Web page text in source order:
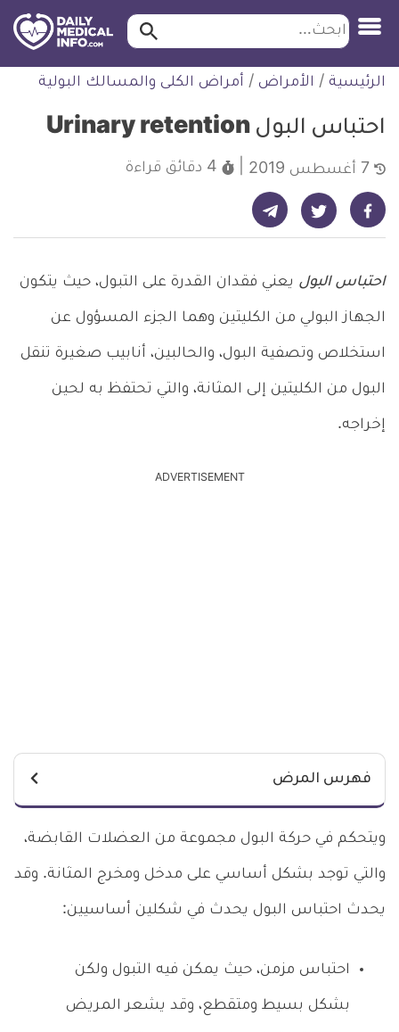
التخطي
للمحتوى
طبية
ابحث ابحث…
الرئيسية / الأمراض / أمراض الكلى والمسالك البولية
احتباس البول Urinary retention
4 دقائق قراءة
شارك على فيسبوك - ديلي ميديكال انفو شارك على تويتر - ديلي ميديكال انفو شارك على تيليجرام - ديلي ميديكال انفو
احتباس البول يعني فقدان القدرة على التبول، حيث يتكون
الجهاز البولي من الكليتين وهما الجزء المسؤول عن
استخلاص وتصفية البول، والحالبين، أنابيب صغيرة تنقل
البول من الكليتين إلى المثانة، والتي تحتفظ به لحين
إخراجه.
ADVERTISEMENT
فهرس المرض
ويتحكم في حركة البول مجموعة من العضلات القابضة،
والتي توجد بشكل أساسي على مدخل ومخرج المثانة. وقد
يحدث احتباس البول يحدث في شكلين أساسيين:
احتباس مزمن، حيث يمكن فيه التبول ولكن
بشكل بسيط ومتقطع، وقد يشعر المريض